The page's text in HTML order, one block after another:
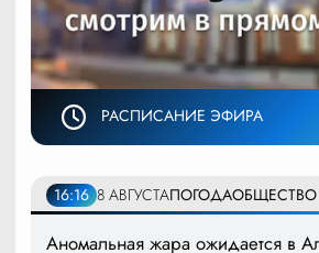
РАСПИСАНИЕ ЭФИРА
16:16 8 АВГУСТАПОГОДАОБЩЕСТВО
Аномальная жара ожидается в